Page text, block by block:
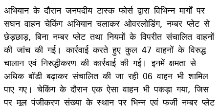
अभियान के दौरान जनपदीय टास्क फोर्स द्वारा विभिन्न मार्गों पर
सघन वाहन चेकिंग अभियान चलाकर ओवरलोडिंग, नम्बर प्लेट से
छेड़छाड़, बिना नम्बर प्लेट तथा नियमों के विपरीत संचालित वाहनों
की जांच की गई। कार्रवाई करते हुए कुल 47 वाहनों के विरुद्ध
चालान एवं निरुद्धीकरण की कार्रवाई की गई। इनमें क्षमता से
अधिक बॉडी बढ़ाकर संचालित की जा रही 06 वाहन भी शामिल
पाए गए। चेकिंग के दौरान एक ऐसा वाहन भी पकड़ा गया, जिस
पर मूल पंजीकरण संख्या के स्थान पर भिन्न एवं फर्जी नम्बर प्लेट